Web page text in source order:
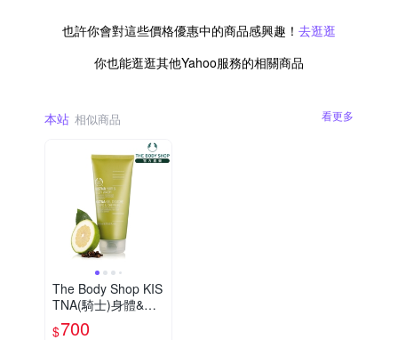
也許你會對這些價格優惠中的商品感興趣！ 去逛逛
你也能逛逛其他Yahoo服務的相關商品
本站 相似商品 看更多
The Body Shop KIS
TNA(騎士)身體&頭
髮清潔露-200ML
$700